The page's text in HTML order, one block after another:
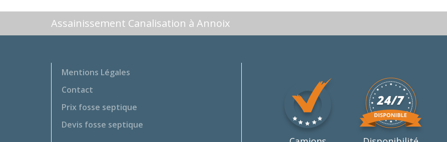
Assainissement Canalisation à Annoix
Mentions Légales
Contact
Prix fosse septique
Devis fosse septique